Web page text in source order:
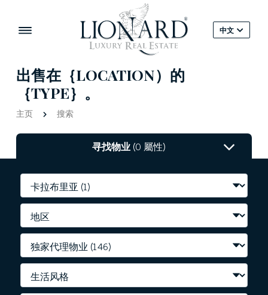
中文
出售在｛LOCATION）的
｛TYPE｝。
主页 搜索
寻找物业(0 屬性)